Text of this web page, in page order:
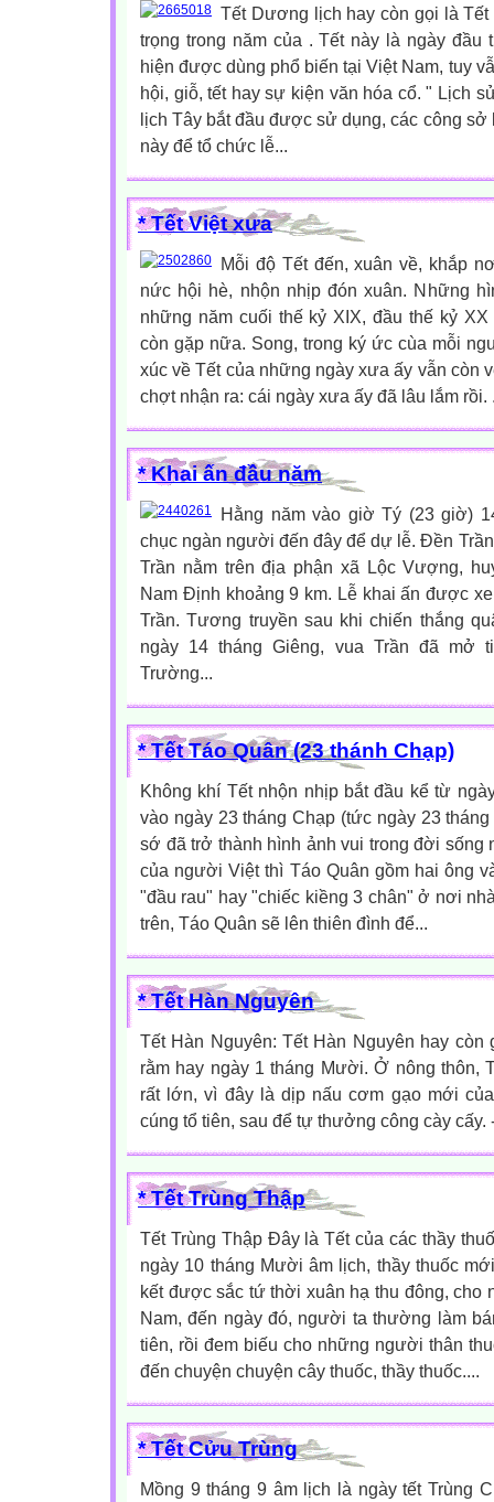
Tết Dương lịch hay còn gọi là
trọng trong năm của . Tết này là ngày đầu
hiện được dùng phổ biến tại Việt Nam, tuy
hội, giỗ, tết hay sự kiện văn hóa cổ. " Lịch
lịch Tây bắt đầu được sử dụng, các công
này để tổ chức lễ...
* Tết Việt xưa
Mỗi độ Tết đến, xuân về, khắp
nức hội hè, nhộn nhịp đón xuân. Những
những năm cuối thế kỷ XIX, đầu thế kỷ
còn gặp nữa. Song, trong ký ức cùa mỗi
xúc về Tết của những ngày xưa ấy vẫn còn
chợt nhận ra: cái ngày xưa ấy đã lâu lắm rồi.
* Khai ấn đầu năm
Hằng năm vào giờ Tý (23 giờ)
chục ngàn người đến đây để dự lễ. Đền
Trần nằm trên địa phận xã Lộc Vượng,
Nam Định khoảng 9 km. Lễ khai ấn được
Trần. Tương truyền sau khi chiến thắng
ngày 14 tháng Giêng, vua Trần đã mở
Trường...
* Tết Táo Quân (23 thánh Chạp)
Không khí Tết nhộn nhịp bắt đầu kể từ
vào ngày 23 tháng Chạp (tức ngày 23
sớ đã trở thành hình ảnh vui trong đời sống
của người Việt thì Táo Quân gồm hai ông
"đầu rau" hay "chiếc kiềng 3 chân" ở nơi
trên, Táo Quân sẽ lên thiên đình để...
* Tết Hàn Nguyên
Tết Hàn Nguyên: Tết Hàn Nguyên hay
rằm hay ngày 1 tháng Mười. Ở nông thôn,
rất lớn, vì đây là dịp nấu cơm gạo mới
cúng tổ tiên, sau để tự thưởng công cày cấy.
* Tết Trùng Thập
Tết Trùng Thập Đây là Tết của các thầy
ngày 10 tháng Mười âm lịch, thầy thuốc
kết được sắc tứ thời xuân hạ thu đông, cho
Nam, đến ngày đó, người ta thường làm
tiên, rồi đem biếu cho những người thân
đến chuyện chuyện cây thuốc, thầy thuốc....
* Tết Cửu Trùng
Mồng 9 tháng 9 âm lịch là ngày tết Trùng